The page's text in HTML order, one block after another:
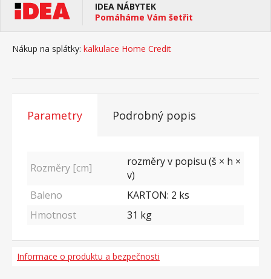
IDEA NÁBYTEK
Pomáháme Vám šetřit
Nákup na splátky: kalkulace Home Credit
Parametry Podrobný popis
Rozměry [cm]
rozměry v popisu (š × h ×
v)
Baleno
KARTON: 2 ks
Hmotnost
31 kg
Informace o produktu a bezpečnosti